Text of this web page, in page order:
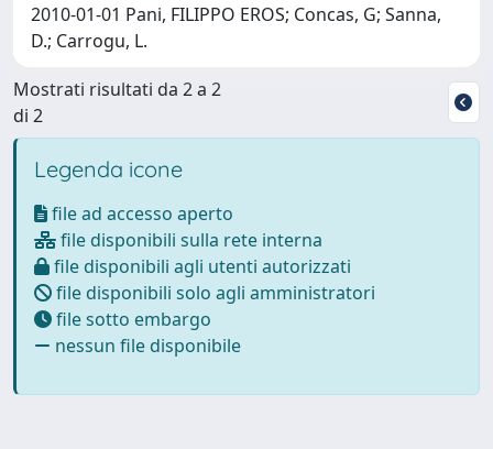
2010-01-01 Pani, FILIPPO EROS; Concas, G; Sanna,
D.; Carrogu, L.
Mostrati risultati da 2 a 2
di 2
Legenda icone
file ad accesso aperto
file disponibili sulla rete interna
file disponibili agli utenti autorizzati
file disponibili solo agli amministratori
file sotto embargo
nessun file disponibile